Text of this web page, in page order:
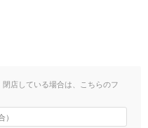
店している場合は、こちらのフ